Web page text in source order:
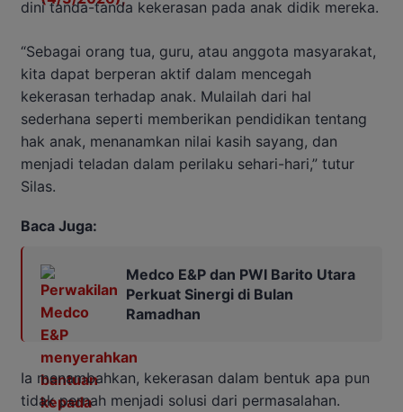
dini tanda-tanda kekerasan pada anak didik mereka.
“Sebagai orang tua, guru, atau anggota masyarakat,
kita dapat berperan aktif dalam mencegah
kekerasan terhadap anak. Mulailah dari hal
sederhana seperti memberikan pendidikan tentang
hak anak, menanamkan nilai kasih sayang, dan
menjadi teladan dalam perilaku sehari-hari,” tutur
Silas.
Baca Juga:
Medco E&P dan PWI Barito Utara
Perkuat Sinergi di Bulan
Ramadhan
Ia menambahkan, kekerasan dalam bentuk apa pun
tidak pernah menjadi solusi dari permasalahan.